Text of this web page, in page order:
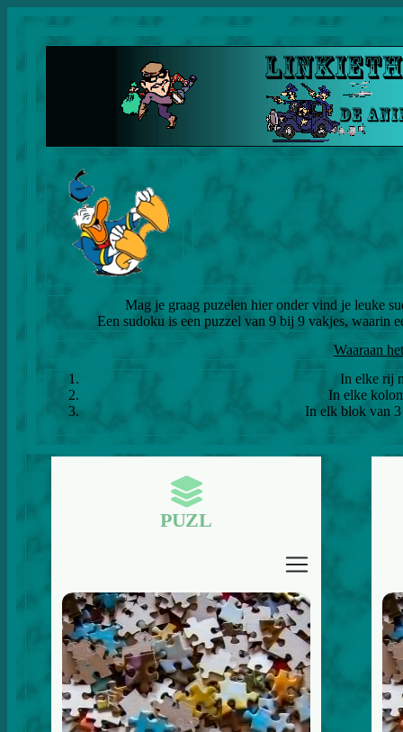
Mag je graag puzelen hier onder vind je leuke
Een sudoku is een puzzel van 9 bij 9 vakjes, waarin
Waaraan
In elke rij
In elke
In elk blok van 3